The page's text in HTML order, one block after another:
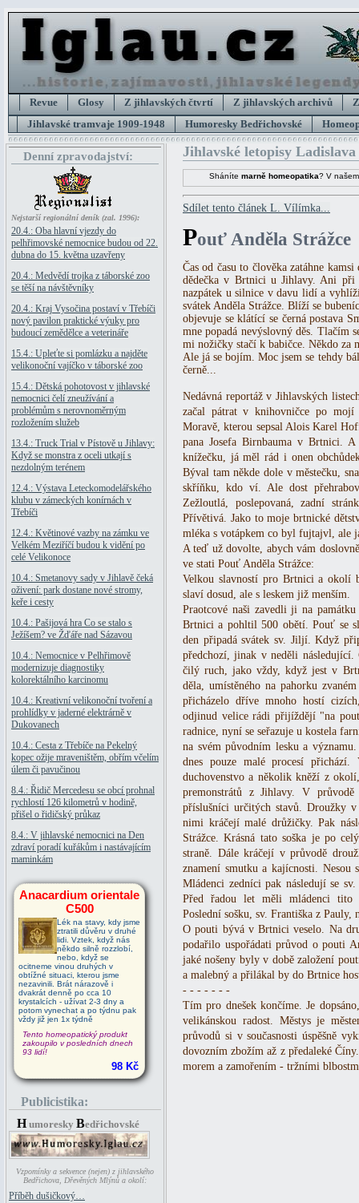
Revue Glosy Z jihlavských čtvrtí Z jihlavských archivů
Jihlavské tramvaje 1909-1948
Humoresky Bedřichovské
Denní zpravodajství:
Nejstarší regionální deník (zal. 1996):
20.4.: Oba hlavní vjezdy do
pelhřimovské nemocnice budou od 22.
dubna do 15. května uzavřeny
20.4.: Medvědí trojka z táborské zoo
se těší na návštěvníky
20.4.: Kraj Vysočina postaví v Třebíči
nový pavilon praktické výuky pro
budoucí zemědělce a veterináře
15.4.: Upleťte si pomlázku a najděte
velikonoční vajíčko v táborské zoo
15.4.: Dětská pohotovost v jihlavské
nemocnici čelí zneužívání a
problémům s nerovnoměrným
rozložením služeb
13.4.: Truck Trial v Pístově u Jihlavy:
Když se monstra z oceli utkají s
nezdolným terénem
12.4.: Výstava Leteckomodelářského
klubu v zámeckých konírnách v
Třebíči
12.4.: Květinové vazby na zámku ve
Velkém Meziříčí budou k vidění po
celé Velikonoce
10.4.: Smetanovy sady v Jihlavě čeká
oživení: park dostane nové stromy,
keře i cesty
10.4.: Pašijová hra Co se stalo s
Ježíšem? ve Žďáře nad Sázavou
10.4.: Nemocnice v Pelhřimově
modernizuje diagnostiky
kolorektálního karcinomu
10.4.: Kreativní velikonoční tvoření a
prohlídky v jaderné elektrárně v
Dukovanech
10.4.: Cesta z Třebíče na Pekelný
kopec ožije mraveništěm, obřím včelím
úlem či pavučinou
8.4.: Řidič Mercedesu se obcí prohnal
rychlostí 126 kilometrů v hodině,
přišel o řidičský průkaz
8.4.: V jihlavské nemocnici na Den
zdraví poradí kuřákům i nastávajícím
maminkám
Anacardium orientale
C500
Lék na stavy, kdy jsme
ztratili důvěru v druhé
lidi. Vztek, když nás
někdo silně rozzlobí,
nebo, když se
ocitneme vinou druhých v
obtížné situaci, kterou jsme
nezavinili. Brát nárazově i
dvakrát denně po cca 10
krystalcích - užívat 2-3 dny a
potom vynechat a po týdnu pak
vždy již jen 1x týdně
Tento homeopatický produkt
zakoupilo v posledních dnech
93 lidí!
98 Kč
Publicistika:
H umoresky Bedřichovské
Vzpomínky a sekvence (nejen) z jihlavského
Bedřichova, Dřevěných Mlýnů a okolí:
Příběh dušičkový…
Jihlavské letopisy
Sháníte marně homeopatika? V
Sdílet tento článek L. Vílímka...
Pouť Anděla Strážce
Čas od času to člověka zatáhne
dědečka v Brtnici u Jihlavy. Ani
nazpátek u silnice v davu lidí a
svátek Anděla Strážce. Blíží se
objevuje se klátící se černá postava
mne popadá nevýslovný děs. Tlačím
mi nožičky stačí k babičce. Někdo za
Ale já se bojím. Moc jsem se tehdy
černě...
Nedávná reportáž v Jihlavských
začal pátrat v knihovničce po mojí
Moravě, kterou sepsal Alois Karel
pana Josefa Birnbauma v Brtnici.
knížečku, já měl rád i onen
Býval tam někde dole v městečku,
skříňku, kdo ví. Ale dost
Zežloutlá, poslepovaná, zadní
Přívětivá. Jako to moje brtnické
mléka s votápkem co byl fujtajvl, ale
A teď už dovolte, abych vám
ve stati Pouť Anděla Strážce:
Velkou slavností pro Brtnici a okolí
slaví dosud, ale s leskem již menším.
Praotcové naši zavedli ji na
Brtnici a pohltil 500 obětí. Pouť se
den připadá svátek sv. Jiljí. Když
předchozí, jinak v neděli
čilý ruch, jako vždy, když jest v
děla, umístěného na pahorku
přicházelo dříve mnoho hostí
odjinud velice rádi přijíždějí "na
radnice, nyní se seřazuje u kostela
na svém původním lesku a
dnes pouze malé procesí
duchovenstvo a několik kněží z
premonstrátů z Jihlavy. V
příslušníci určitých stavů. Droužky
nimi kráčejí malé drůžičky. Pak
Strážce. Krásná tato soška je po
straně. Dále kráčejí v průvodě
znamení smutku a kajícnosti. Nesou
Mládenci zedníci pak následují se
Před řadou let měli mládenci tito
Poslední sošku, sv. Františka z Pauly,
O pouti bývá v Brtnici veselo. Na
podařilo uspořádati průvod o pouti
jaké nošeny byly v době založení
a malebný a přilákal by do Brtnice
- - - - - - -
Tím pro dnešek končíme. Je
velikánskou radost. Městys je
průvodů si v současnosti úspěšně
dovozním zbožím až z předaleké
morem a zamořením - tržními